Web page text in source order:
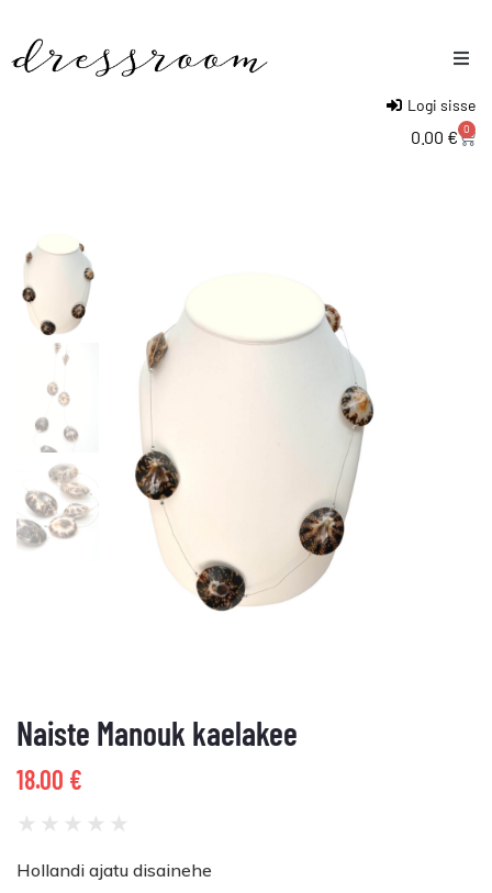
Logi sisse
0.00 € 0
Naiste Manouk kaelakee
18.00 €
★ ★ ★ ★ ★
Hollandi ajatu disainehe